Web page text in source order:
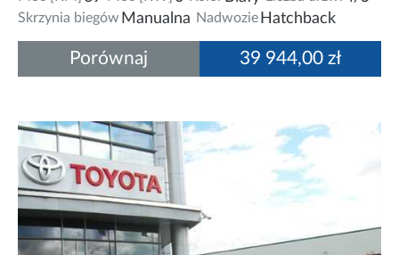
Skrzynia biegów Manualna Nadwozie Hatchback
39 944,00 zł
Porównaj